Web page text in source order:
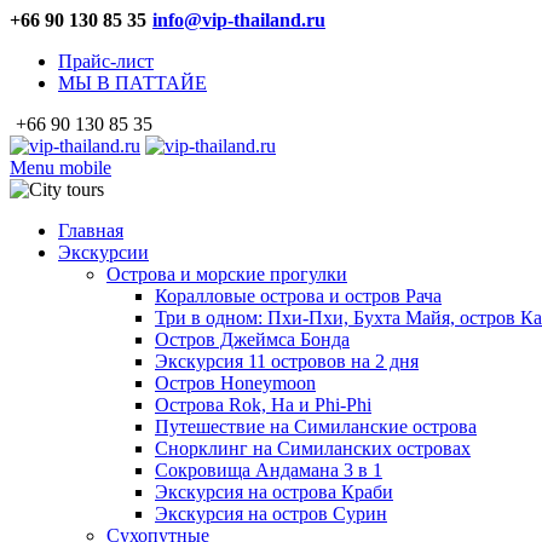
+66 90 130 85 35 info@vip-thailand.ru
Прайс-лист
МЫ В ПАТТАЙЕ
+66 90 130 85 35
Menu mobile
Главная
Экскурсии
Острова и морские прогулки
Коралловые острова и остров Рача
Три в одном: Пхи-Пхи, Бухта Майя, остров
Остров Джеймса Бонда
Экскурсия 11 островов на 2 дня
Остров Honeymoon
Острова Rok, Ha и Phi-Phi
Путешествие на Симиланские острова
Снорклинг на Симиланских островах
Сокровища Андамана 3 в 1
Экскурсия на острова Краби
Экскурсия на остров Сурин
Сухопутные